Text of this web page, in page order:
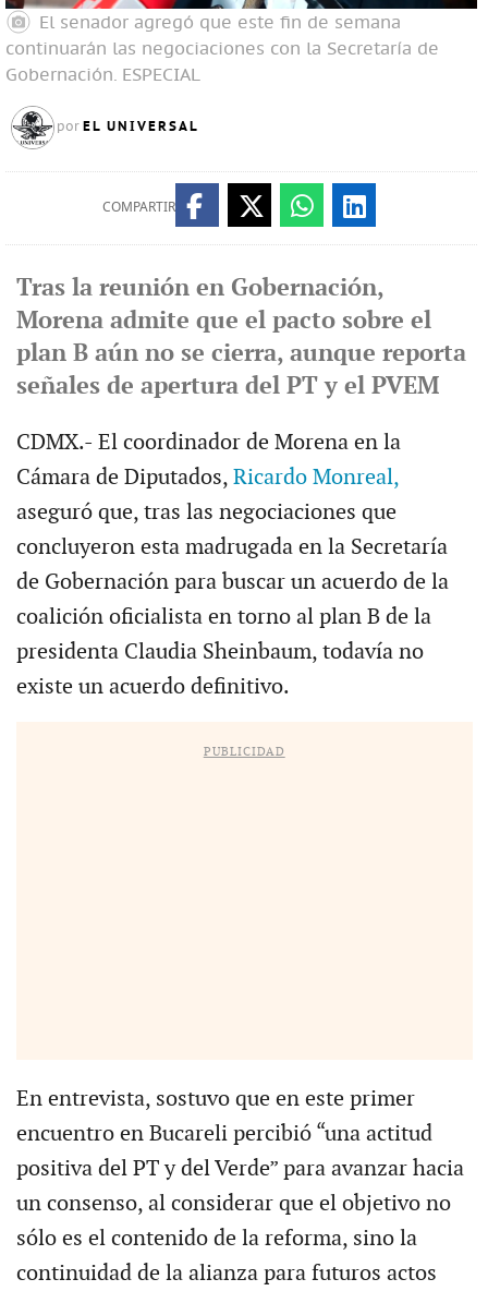
El senador agregó que este fin de semana
continuarán las negociaciones con la Secretaría de
Gobernación. ESPECIAL
por EL UNIVERSAL
COMPARTIR
Tras la reunión en Gobernación,
Morena admite que el pacto sobre el
plan B aún no se cierra, aunque reporta
señales de apertura del PT y el PVEM
CDMX.- El coordinador de Morena en la
Cámara de Diputados, Ricardo Monreal,
aseguró que, tras las negociaciones que
concluyeron esta madrugada en la Secretaría
de Gobernación para buscar un acuerdo de la
coalición oficialista en torno al plan B de la
presidenta Claudia Sheinbaum, todavía no
existe un acuerdo definitivo.
PUBLICIDAD
En entrevista, sostuvo que en este primer
encuentro en Bucareli percibió “una actitud
positiva del PT y del Verde” para avanzar hacia
un consenso, al considerar que el objetivo no
sólo es el contenido de la reforma, sino la
continuidad de la alianza para futuros actos